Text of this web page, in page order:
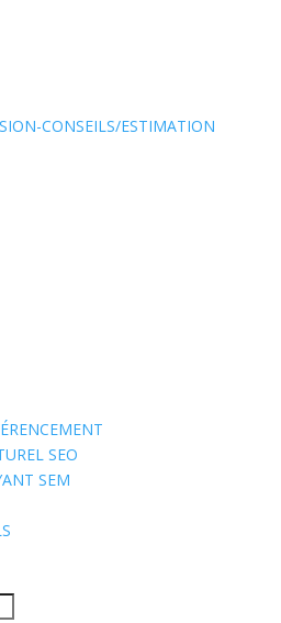
CONSEILS/ESTIMATION
SEO
SEM